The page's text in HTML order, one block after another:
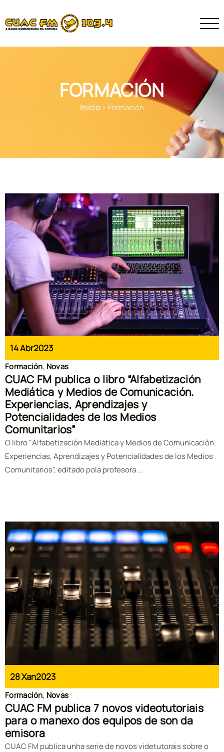
FORMACIÓN
Inicio> Formación
14 Abr2023
Formación, Novas
CUAC FM publica o libro “Alfabetización
Mediática y Medios de Comunicación.
Experiencias, Aprendizajes y
Potencialidades de los Medios
Comunitarios”
O libro "Alfabetización Mediática y Medios de Comunicación.
Experiencias, Aprendizajes y Potencialidades de los Medios
Comunitarios", editado pola profesora ...
28 Xan2023
Formación, Novas
CUAC FM publica 7 novos videotutoriais
para o manexo dos equipos de son da
emisora
CUAC FM publica unha serie de novos videtutorais sobre o